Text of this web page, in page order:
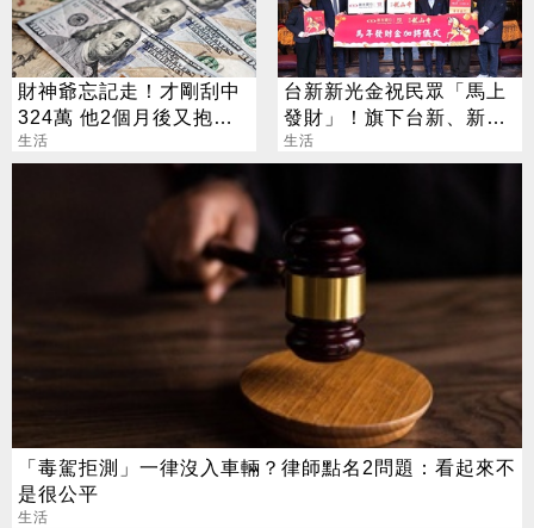
財神爺忘記走！才剛刮中
324萬 他2個月後又抱回
3243萬
生活
台新新光金祝民眾「馬上
發財」！旗下台新、新光
銀行發送發財金
生活
「毒駕拒測」一律沒入車輛？律師點名2問題：看起來不
是很公平
生活